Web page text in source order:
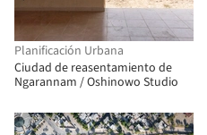
Planificación Urbana
Ciudad de reasentamiento de
Ngarannam / Oshinowo Studio